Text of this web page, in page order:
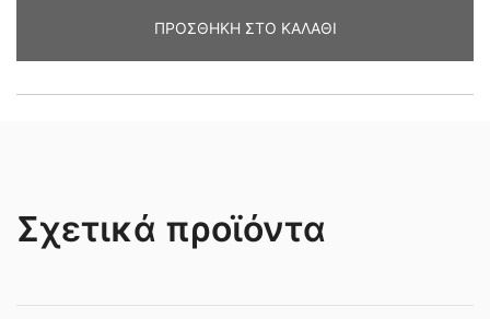
ΠΡΟΣΘΉΚΗ ΣΤΟ ΚΑΛΆΘΙ
Σχετικά προϊόντα